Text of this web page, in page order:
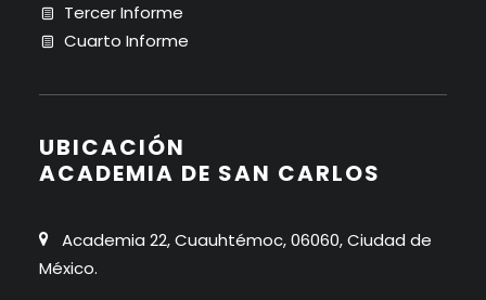
Tercer Informe
Cuarto Informe
UBICACIÓN
ACADEMIA DE SAN CARLOS
Academia 22, Cuauhtémoc, 06060, Ciudad de
México.